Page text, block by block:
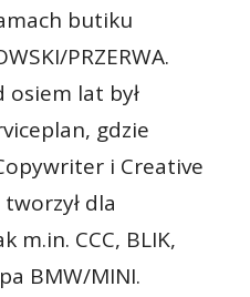
butiku
PRZERWA.
osiem lat był
gdzie
i Creative
dla
m.in. CCC, BLIK,
BMW/MINI.